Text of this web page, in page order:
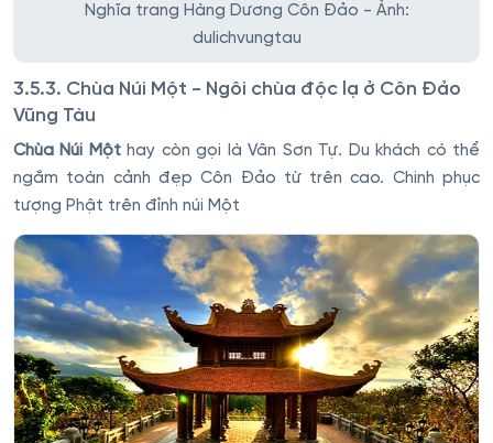
Nghĩa trang Hàng Dương Côn Đảo - Ảnh:
dulichvungtau
3.5.3. Chùa Núi Một - Ngôi chùa độc lạ ở Côn Đảo
Vũng Tàu
Chùa Núi Mộthay còn gọi là Vân Sơn Tự. Du khách có thể
ngắm toàn cảnh đẹp Côn Đảo từ trên cao. Chinh phục
tượng Phật trên đỉnh núi Một